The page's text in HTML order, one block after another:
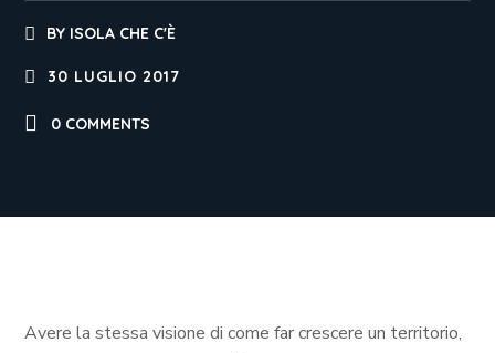
BY ISOLA CHE C'È
30 LUGLIO 2017
0 COMMENTS
Avere la stessa visione di come far crescere un territorio,